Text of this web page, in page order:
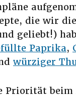
die wir
geliebt!)
Paprika,
würziger
Priorität beim